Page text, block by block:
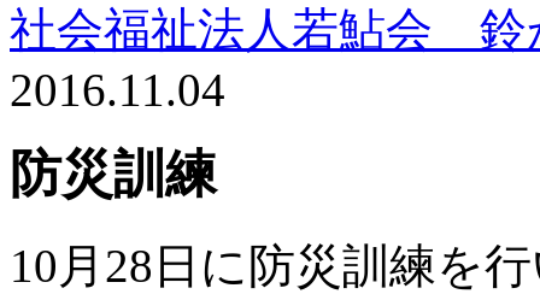
社会福祉法人若鮎会 鈴
2016.11.04
防災訓練
10月28日に防災訓練を